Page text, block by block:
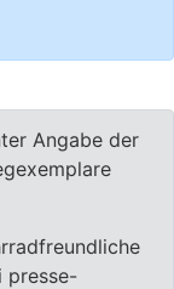
Angabe der
presse-